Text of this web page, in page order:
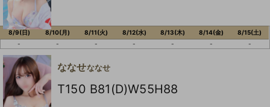
8/9(日)
-
8/10(月)
-
8/11(火)
-
8/12(水)
-
8/13(木)
-
8/14(金)
-
8/15(土)
-
ななせななせ
T150 B81(D)W55H88